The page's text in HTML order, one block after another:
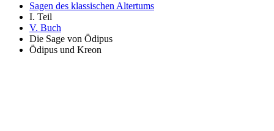
Sagen des klassischen Altertums
I. Teil
V. Buch
Die Sage von Ödipus
Ödipus und Kreon